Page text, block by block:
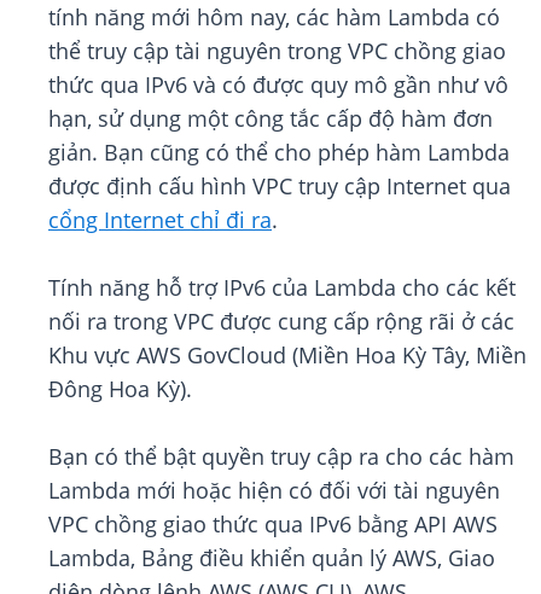
tính năng mới hôm nay, các hàm Lambda có
thể truy cập tài nguyên trong VPC chồng giao
thức qua IPv6 và có được quy mô gần như vô
hạn, sử dụng một công tắc cấp độ hàm đơn
giản. Bạn cũng có thể cho phép hàm Lambda
được định cấu hình VPC truy cập Internet qua
cổng Internet chỉ đi ra.
Tính năng hỗ trợ IPv6 của Lambda cho các kết
nối ra trong VPC được cung cấp rộng rãi ở các
Khu vực AWS GovCloud (Miền Hoa Kỳ Tây, Miền
Đông Hoa Kỳ).
Bạn có thể bật quyền truy cập ra cho các hàm
Lambda mới hoặc hiện có đối với tài nguyên
VPC chồng giao thức qua IPv6 bằng API AWS
Lambda, Bảng điều khiển quản lý AWS, Giao